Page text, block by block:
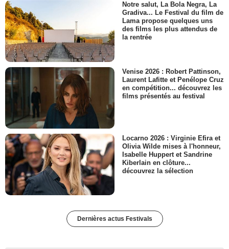
Notre salut, La Bola Negra, La
Gradiva... Le Festival du film de
Lama propose quelques uns
des films les plus attendus de
la rentrée
Venise 2026 : Robert Pattinson,
Laurent Lafitte et Penélope Cruz
en compétition... découvrez les
films présentés au festival
Locarno 2026 : Virginie Efira et
Olivia Wilde mises à l'honneur,
Isabelle Huppert et Sandrine
Kiberlain en clôture...
découvrez la sélection
Dernières actus Festivals